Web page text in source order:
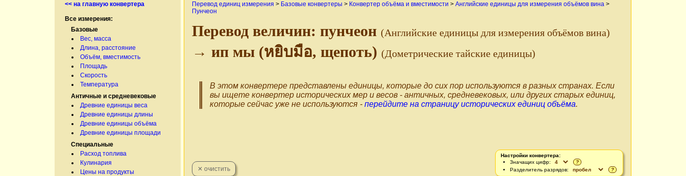
<< на главную конвертера
Все измерения:
Базовые
Вес, масса
Длина, расстояние
Объём, вместимость
Площадь
Скорость
Температура
Античные и средневековые
Древние единицы веса
Древние единицы длины
Древние единицы объёма
Древние единицы площади
Специальные
Расход топлива
Кулинария
Цены на продукты
Перевод единиц измерения > Базовые конвертеры > Конвертер объёма и вместимости > Английские единицы для измерения объёмов вина >
Пунчеон
Перевод величин: пунчеон (Английские единицы для измерения объёмов вина)
→ ип мы (หยิบมือ, щепоть) (Дометрические тайские единицы)
В этом конвертере представлены единицы, которые до сих пор используются в разных странах. Если
вы ищете конвертер исторических мер и весов - античных, средневековых, или других старых единиц,
которые сейчас уже не используются - перейдите на страницу исторических единиц объёма.
Настройки конвертера:
Значащих цифр:
?
Разделитель разрядов:
?